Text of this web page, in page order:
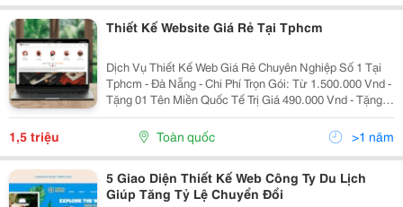
Thiết Kế Website Giá Rẻ Tại Tphcm
Dịch Vụ Thiết Kế Web Giá Rẻ Chuyên Nghiệp Số 1 Tại
Tphcm - Đà Nẵng - Chi Phí Trọn Gói: Từ 1.500.000 Vnd -
Tặng 01 Tên Miền Quốc Tế Trị Giá 490.000 Vnd - Tặng
Chuẩn Bảo Mật Ssl, Email Doanh Nghiệp - Tặng Thiết
Kế Logo Miễn Phí Theo Mẫu - Tối Ưu Seo,...
1,5 triệu Toàn quốc >1 năm
5 Giao Diện Thiết Kế Web Công Ty Du Lịch
Giúp Tăng Tỷ Lệ Chuyển Đổi